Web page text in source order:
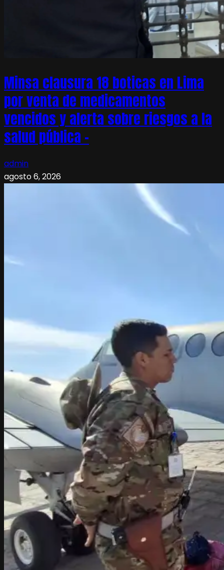
Minsa clausura 18 boticas en Lima
por venta de medicamentos
vencidos y alerta sobre riesgos a la
salud pública –
admin
agosto 6, 2026